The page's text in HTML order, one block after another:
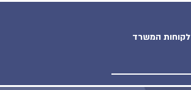
לקוחות המשרד